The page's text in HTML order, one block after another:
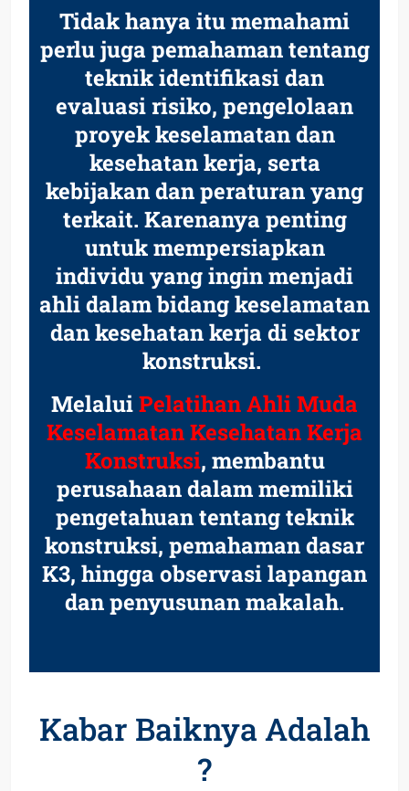
Tidak hanya itu memahami
perlu juga pemahaman tentang
teknik identifikasi dan
evaluasi risiko, pengelolaan
proyek keselamatan dan
kesehatan kerja, serta
kebijakan dan peraturan yang
terkait. Karenanya penting
untuk mempersiapkan
individu yang ingin menjadi
ahli dalam bidang keselamatan
dan kesehatan kerja di sektor
konstruksi.
MelaluiPelatihan Ahli Muda
Keselamatan Kesehatan Kerja
Konstruksi, membantu
perusahaan dalam memiliki
pengetahuan tentang teknik
konstruksi, pemahaman dasar
K3, hingga observasi lapangan
dan penyusunan makalah.
Kabar Baiknya Adalah
?